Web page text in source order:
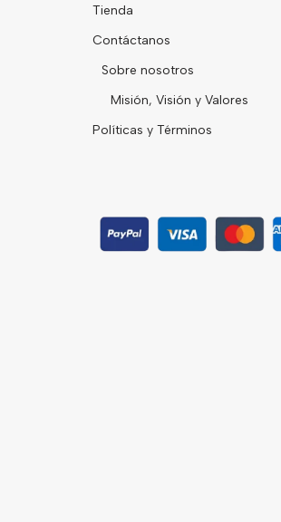
Tienda
Contáctanos
Sobre nosotros
Misión, Visión y Valores
Políticas y Términos